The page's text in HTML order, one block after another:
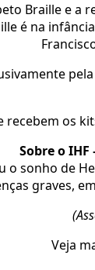
Braille e
é na
os
Sobre o
o sonho de
graves,
Veja